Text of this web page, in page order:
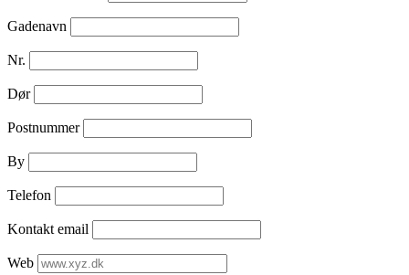
Gadenavn
Nr.
Dør
Postnummer
By
Telefon
Kontakt email
Web